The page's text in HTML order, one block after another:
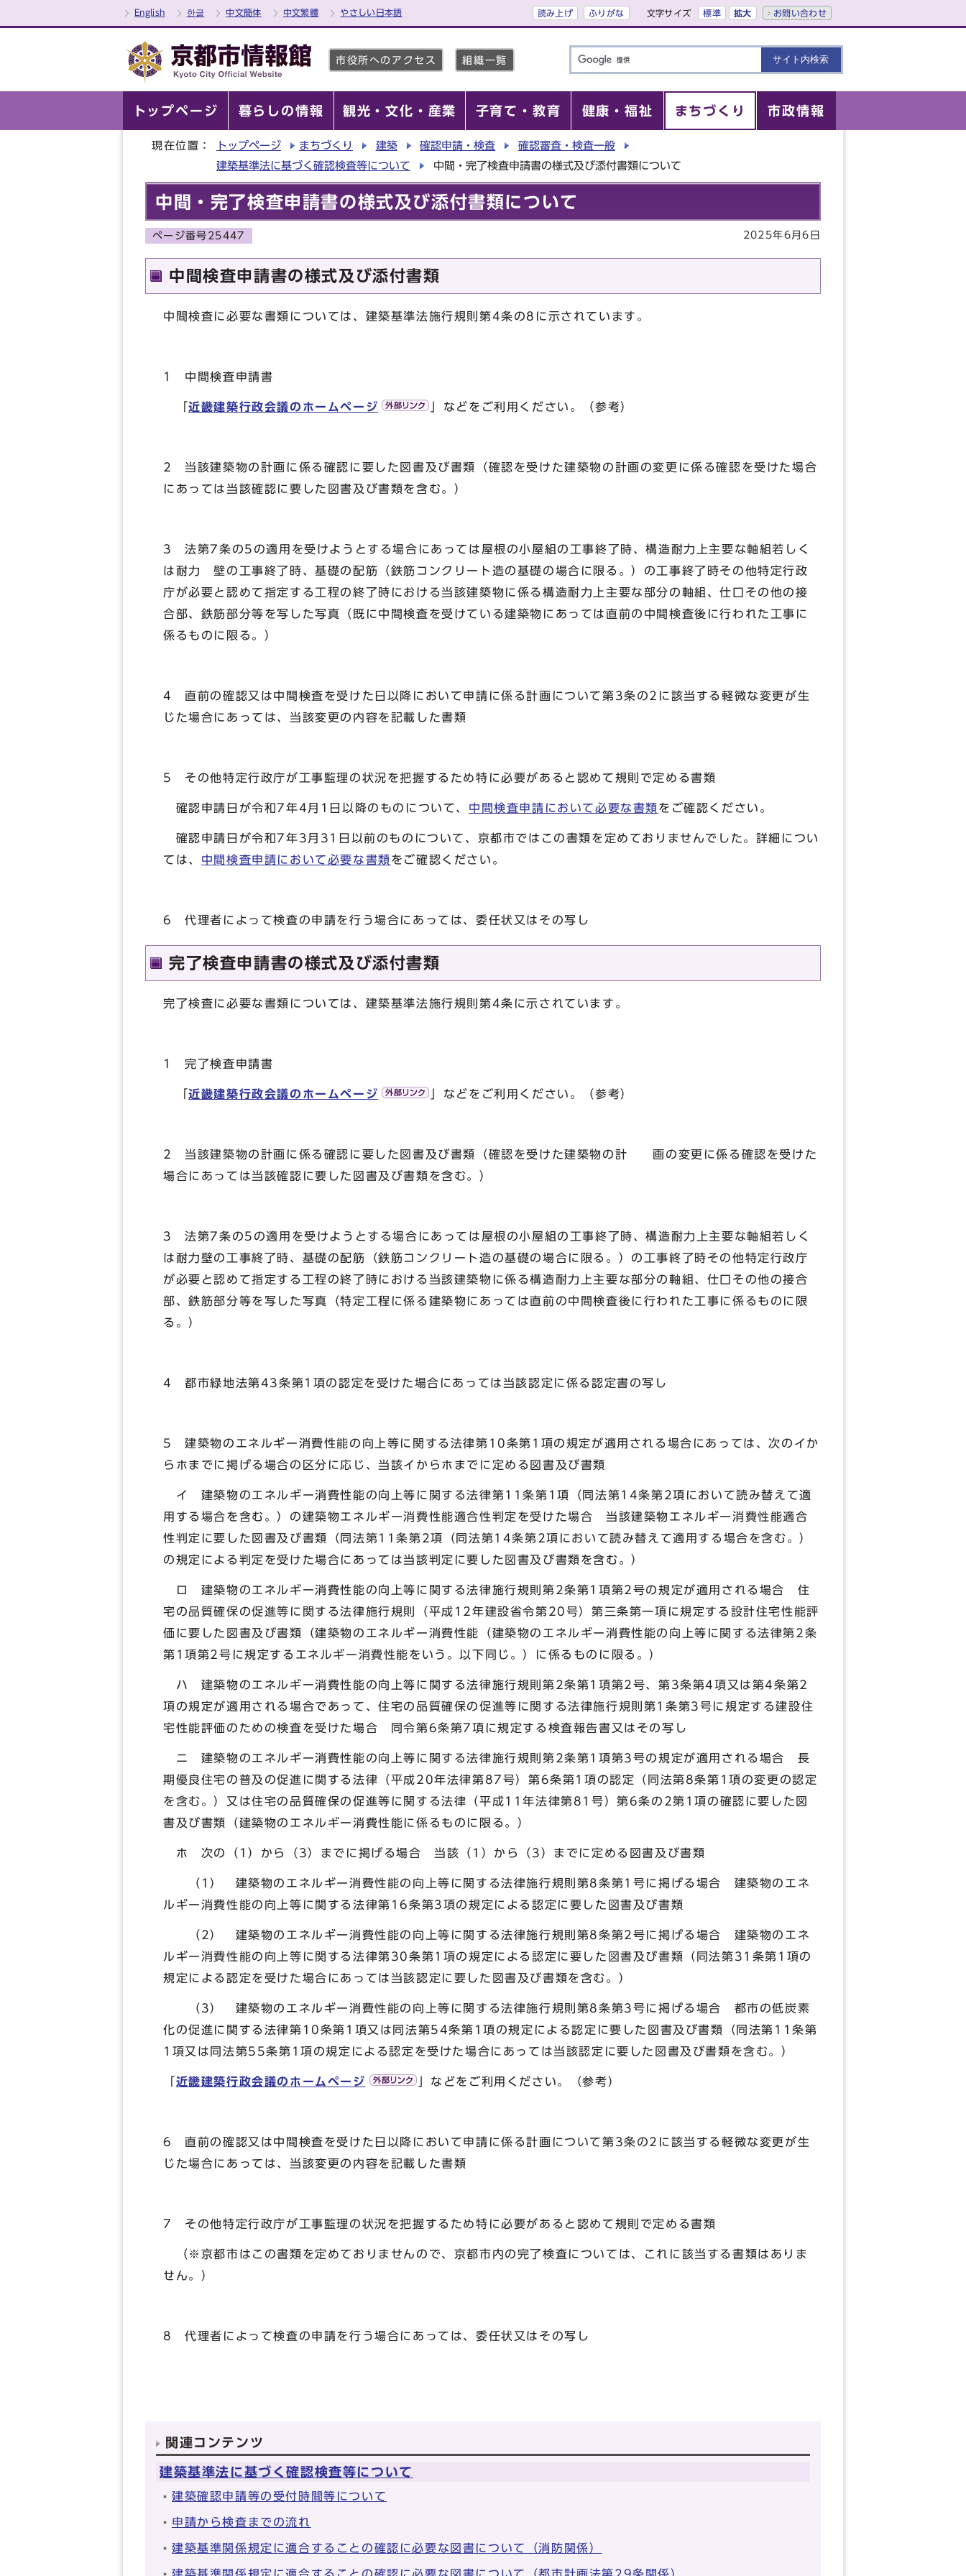
English 한글 中文簡体 中文繁體 やさしい日本語 読み上げ ふりがな 文字サイズ 標準 拡大 お問い合わせ
市役所へのアクセス 組織一覧
トップページ 暮らしの情報 観光・文化・産業 子育て・教育 健康・福祉 まちづくり 市政情報
現在位置： トップページ まちづくり 建築 確認申請・検査
確認審査・検査一般
建築基準法に基づく確認検査等について
中間・完了検査申請書の様式及び添付書類について
中間・完了検査申請書の様式及び添付書類について
ページ番号25447 2025年6月6日
中間検査申請書の様式及び添付書類
中間検査に必要な書類については、建築基準法施行規則第4条の8に示されています。
1 中間検査申請書
「近畿建築行政会議のホームページ 」などをご利用ください。（参考）
2 当該建築物の計画に係る確認に要した図書及び書類（確認を受けた建築物の計画の変更に係る確認を受けた場合
にあっては当該確認に要した図書及び書類を含む。）
3 法第7条の5の適用を受けようとする場合にあっては屋根の小屋組の工事終了時、構造耐力上主要な軸組若しく
は耐力 壁の工事終了時、基礎の配筋（鉄筋コンクリート造の基礎の場合に限る。）の工事終了時その他特定行政
庁が必要と認めて指定する工程の終了時における当該建築物に係る構造耐力上主要な部分の軸組、仕口その他の接
合部、鉄筋部分等を写した写真（既に中間検査を受けている建築物にあっては直前の中間検査後に行われた工事に
係るものに限る。）
4 直前の確認又は中間検査を受けた日以降において申請に係る計画について第3条の2に該当する軽微な変更が生
じた場合にあっては、当該変更の内容を記載した書類
5 その他特定行政庁が工事監理の状況を把握するため特に必要があると認めて規則で定める書類
確認申請日が令和7年4月1日以降のものについて、 中間検査申請において必要な書類 をご確認ください。
確認申請日が令和7年3月31日以前のものについて、京都市ではこの書類を定めておりませんでした。詳細につい
ては、 中間検査申請において必要な書類 をご確認ください。
6 代理者によって検査の申請を行う場合にあっては、委任状又はその写し
完了検査申請書の様式及び添付書類
完了検査に必要な書類については、建築基準法施行規則第4条に示されています。
1 完了検査申請書
「近畿建築行政会議のホームページ 」などをご利用ください。（参考）
2 当該建築物の計画に係る確認に要した図書及び書類（確認を受けた建築物の計 画の変更に係る確認を受けた
場合にあっては当該確認に要した図書及び書類を含む。）
3 法第7条の5の適用を受けようとする場合にあっては屋根の小屋組の工事終了時、構造耐力上主要な軸組若しく
は耐力壁の工事終了時、基礎の配筋（鉄筋コンクリート造の基礎の場合に限る。）の工事終了時その他特定行政庁
が必要と認めて指定する工程の終了時における当該建築物に係る構造耐力上主要な部分の軸組、仕口その他の接合
部、鉄筋部分等を写した写真（特定工程に係る建築物にあっては直前の中間検査後に行われた工事に係るものに限
る。）
4 都市緑地法第43条第1項の認定を受けた場合にあっては当該認定に係る認定書の写し
5 建築物のエネルギー消費性能の向上等に関する法律第10条第1項の規定が適用される場合にあっては、次のイか
らホまでに掲げる場合の区分に応じ、当該イからホまでに定める図書及び書類
イ 建築物のエネルギー消費性能の向上等に関する法律第11条第1項（同法第14条第2項において読み替えて適
用する場合を含む。）の建築物エネルギー消費性能適合性判定を受けた場合 当該建築物エネルギー消費性能適合
性判定に要した図書及び書類（同法第11条第2項（同法第14条第2項において読み替えて適用する場合を含む。）
の規定による判定を受けた場合にあっては当該判定に要した図書及び書類を含む。）
ロ 建築物のエネルギー消費性能の向上等に関する法律施行規則第2条第1項第2号の規定が適用される場合 住
宅の品質確保の促進等に関する法律施行規則（平成12年建設省令第20号）第三条第一項に規定する設計住宅性能評
価に要した図書及び書類（建築物のエネルギー消費性能（建築物のエネルギー消費性能の向上等に関する法律第2条
第1項第2号に規定するエネルギー消費性能をいう。以下同じ。）に係るものに限る。）
ハ 建築物のエネルギー消費性能の向上等に関する法律施行規則第2条第1項第2号、第3条第4項又は第4条第2
項の規定が適用される場合であって、住宅の品質確保の促進等に関する法律施行規則第1条第3号に規定する建設住
宅性能評価のための検査を受けた場合 同令第6条第7項に規定する検査報告書又はその写し
ニ 建築物のエネルギー消費性能の向上等に関する法律施行規則第2条第1項第3号の規定が適用される場合 長
期優良住宅の普及の促進に関する法律（平成20年法律第87号）第6条第1項の認定（同法第8条第1項の変更の認定
を含む。）又は住宅の品質確保の促進等に関する法律（平成11年法律第81号）第6条の2第1項の確認に要した図
書及び書類（建築物のエネルギー消費性能に係るものに限る。）
ホ 次の（1）から（3）までに掲げる場合 当該（1）から（3）までに定める図書及び書類
（1） 建築物のエネルギー消費性能の向上等に関する法律施行規則第8条第1号に掲げる場合 建築物のエネ
ルギー消費性能の向上等に関する法律第16条第3項の規定による認定に要した図書及び書類
（2） 建築物のエネルギー消費性能の向上等に関する法律施行規則第8条第2号に掲げる場合 建築物のエネ
ルギー消費性能の向上等に関する法律第30条第1項の規定による認定に要した図書及び書類（同法第31条第1項の
規定による認定を受けた場合にあっては当該認定に要した図書及び書類を含む。）
（3） 建築物のエネルギー消費性能の向上等に関する法律施行規則第8条第3号に掲げる場合 都市の低炭素
化の促進に関する法律第10条第1項又は同法第54条第1項の規定による認定に要した図書及び書類（同法第11条第
1項又は同法第55条第1項の規定による認定を受けた場合にあっては当該認定に要した図書及び書類を含む。）
近畿建築行政会議のホームページ 」などをご利用ください。（参考）
6 直前の確認又は中間検査を受けた日以降において申請に係る計画について第3条の2に該当する軽微な変更が生
じた場合にあっては、当該変更の内容を記載した書類
7 その他特定行政庁が工事監理の状況を把握するため特に必要があると認めて規則で定める書類
（※京都市はこの書類を定めておりませんので、京都市内の完了検査については、これに該当する書類はありま
せん。）
8 代理者によって検査の申請を行う場合にあっては、委任状又はその写し
関連コンテンツ
建築基準法に基づく確認検査等について
建築確認申請等の受付時間等について
申請から検査までの流れ
建築基準関係規定に適合することの確認に必要な図書について（消防関係）